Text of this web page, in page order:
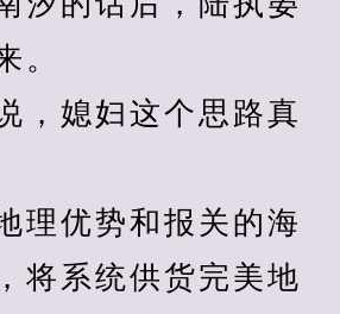
。
媳妇这个思路真
优势和报关的海
将系统供货完美地